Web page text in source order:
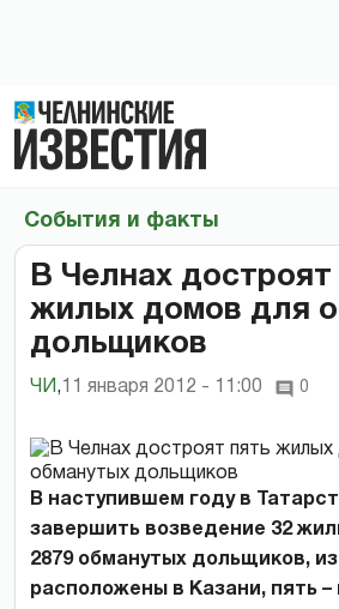
События и факты
В Челнах достроят
жилых домов для
дольщиков
ЧИ , 11 января 2012 - 11:00 0
В наступившем году в
завершить возведение 32
2879 обманутых дольщиков,
расположены в Казани, пять